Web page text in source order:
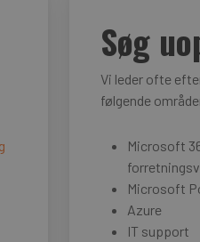
Søg
Vi leder ofte
følgende
Microsoft
Microsoft
Azure
IT support